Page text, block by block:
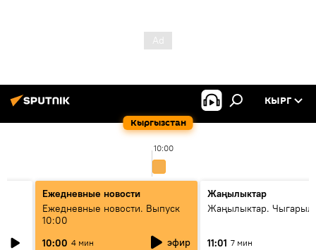
Кыргызстан
КЫРГ
10:00
Ежедневные новости
Ежедневные новости. Выпуск
10:00
10:00 4 мин эфир
Жаңылыктар
Жаңылыктар.
11:01 7 мин